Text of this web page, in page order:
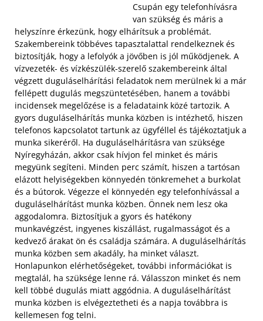
Csupán egy telefonhívásra
van szükség és máris a
helyszínre érkezünk, hogy elhárítsuk a problémát.
Szakembereink többéves tapasztalattal rendelkeznek és
biztosítják, hogy a lefolyók a jövőben is jól működjenek. A
vízvezeték- és vízkészülék-szerelő szakembereink által
végzett duguláselhárítási feladatok nem merülnek ki a már
fellépett dugulás megszüntetésében, hanem a további
incidensek megelőzése is a feladataink közé tartozik. A
gyors duguláselhárítás munka közben is intézhető, hiszen
telefonos kapcsolatot tartunk az ügyféllel és tájékoztatjuk a
munka sikeréről. Ha duguláselhárításra van szüksége
Nyíregyházán, akkor csak hívjon fel minket és máris
megyünk segíteni. Minden perc számít, hiszen a tartósan
elázott helyiségekben könnyedén tönkremehet a burkolat
és a bútorok. Végezze el könnyedén egy telefonhívással a
duguláselhárítást munka közben. Önnek nem lesz oka
aggodalomra. Biztosítjuk a gyors és hatékony
munkavégzést, ingyenes kiszállást, rugalmasságot és a
kedvező árakat ön és családja számára. A duguláselhárítás
munka közben sem akadály, ha minket választ.
Honlapunkon elérhetőségeket, további információkat is
megtalál, ha szüksége lenne rá. Válasszon minket és nem
kell többé dugulás miatt aggódnia. A duguláselhárítást
munka közben is elvégeztetheti és a napja továbbra is
kellemesen fog telni.